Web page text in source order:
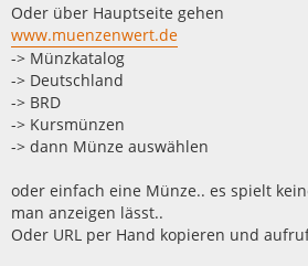
Oder über Hauptseite gehen
www.muenzenwert.de
-> Münzkatalog
-> Deutschland
-> BRD
-> Kursmünzen
-> dann Münze auswählen
oder einfach eine Münze.. es spielt
man anzeigen lässt..
Oder URL per Hand kopieren und